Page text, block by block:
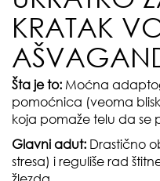
KRATAK
Šta je to: Moćna
pomoćnica (veoma
koja pomaže telu da se
Glavni adut: Drastično
stresa) i reguliše rad